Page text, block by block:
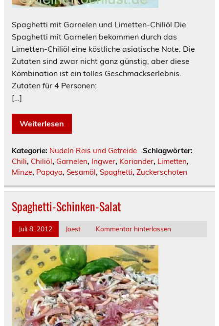
Spaghetti mit Garnelen und Limetten-Chiliöl Die
Spaghetti mit Garnelen bekommen durch das
Limetten-Chiliöl eine köstliche asiatische Note. Die
Zutaten sind zwar nicht ganz günstig, aber diese
Kombination ist ein tolles Geschmackserlebnis.
Zutaten für 4 Personen:
[…]
Weiterlesen
Kategorie: Nudeln Reis und Getreide
Schlagwörter:
Chili, Chiliöl, Garnelen, Ingwer, Koriander, Limetten,
Minze, Papaya, Sesamöl, Spaghetti, Zuckerschoten
Spaghetti-Schinken-Salat
Juli 8, 2012 Joest Kommentar hinterlassen